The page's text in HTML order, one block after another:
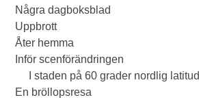
Några dagboksblad
Uppbrott
Åter hemma
Inför scenförändringen
I staden på 60 grader nordlig latitud
En bröllopsresa